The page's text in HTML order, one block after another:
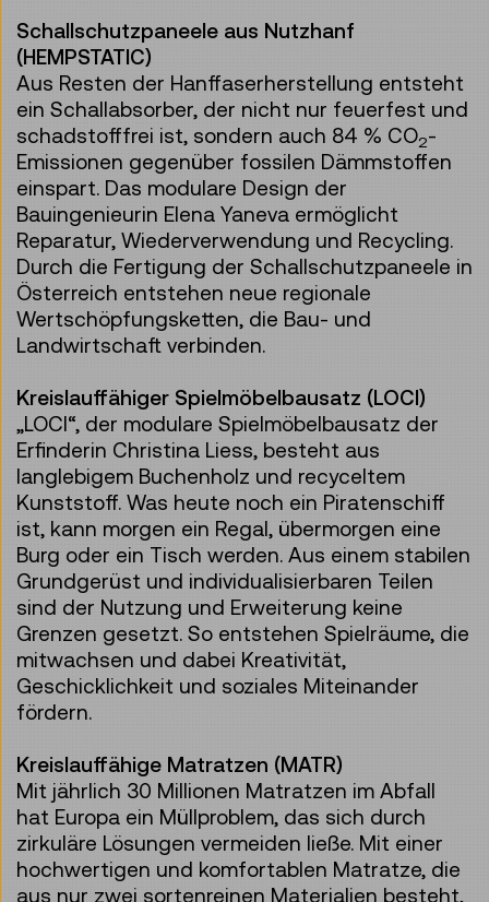
Schallschutzpaneele aus Nutzhanf
(HEMPSTATIC)
Aus Resten der Hanffaserherstellung entsteht
ein Schallabsorber, der nicht nur feuerfest und
schadstofffrei ist, sondern auch 84 % CO2-
Emissionen gegenüber fossilen Dämmstoffen
einspart. Das modulare Design der
Bauingenieurin Elena Yaneva ermöglicht
Reparatur, Wiederverwendung und Recycling.
Durch die Fertigung der Schallschutzpaneele in
Österreich entstehen neue regionale
Wertschöpfungsketten, die Bau- und
Landwirtschaft verbinden.
Kreislauffähiger Spielmöbelbausatz (LOCI)
„LOCI“, der modulare Spielmöbelbausatz der
Erfinderin Christina Liess, besteht aus
langlebigem Buchenholz und recyceltem
Kunststoff. Was heute noch ein Piratenschiff
ist, kann morgen ein Regal, übermorgen eine
Burg oder ein Tisch werden. Aus einem stabilen
Grundgerüst und individualisierbaren Teilen
sind der Nutzung und Erweiterung keine
Grenzen gesetzt. So entstehen Spielräume, die
mitwachsen und dabei Kreativität,
Geschicklichkeit und soziales Miteinander
fördern.
Kreislauffähige Matratzen (MATR)
Mit jährlich 30 Millionen Matratzen im Abfall
hat Europa ein Müllproblem, das sich durch
zirkuläre Lösungen vermeiden ließe. Mit einer
hochwertigen und komfortablen Matratze, die
aus nur zwei sortenreinen Materialien besteht,